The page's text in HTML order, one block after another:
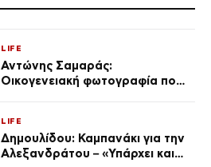
LIFE
Αντώνης Σαμαράς:
Οικογενειακή φωτογραφία που
Λένας
LIFE
Δημουλίδου: Καμπανάκι για την
Αλεξανδράτου – «Υπάρχει και